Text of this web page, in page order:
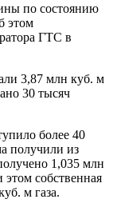
по состоянию
этом
ГТС в
3,87 млн куб. м
30 тысяч
более 40
получили из
1,035 млн
собственная
м газа.